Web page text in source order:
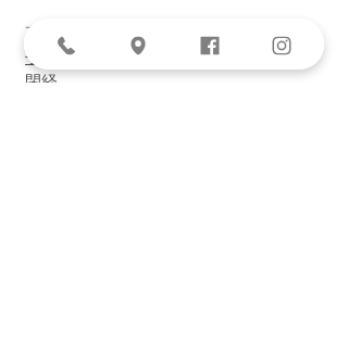
高リスク妊娠
子宮筋腫
閉経